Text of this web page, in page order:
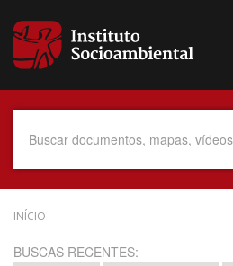
para
conteúdo
Data do Documento
INÍCIO
BUSCAS RECENTES: